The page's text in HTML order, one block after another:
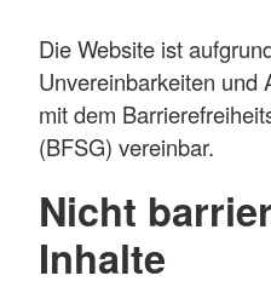
Die Website ist
Unvereinbarkeiten und
mit dem
(BFSG) vereinbar.
Nicht
Inhalte